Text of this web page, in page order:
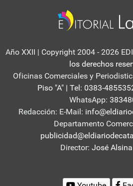
Año XXII | Copyright 2004 - 2026
los derechos
Oficinas Comerciales y
Piso "A" | Tel: 0383-
WhatsApp:
Redacción: E-Mail:
Departamento
Director: José